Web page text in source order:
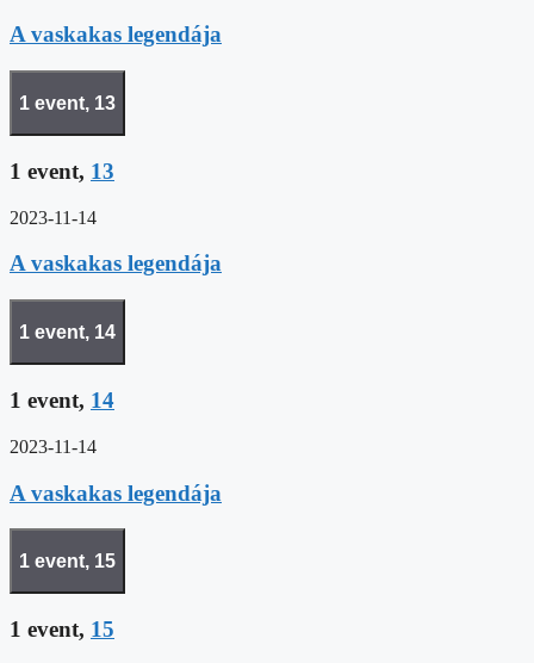
A vaskakas legendája
1 event, 13
1 event, 13
2023-11-14
A vaskakas legendája
1 event, 14
1 event, 14
2023-11-14
A vaskakas legendája
1 event, 15
1 event, 15